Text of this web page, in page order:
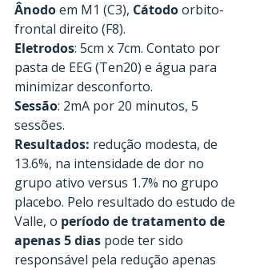
Ânodo em M1 (C3), Cátodo orbito-
frontal direito (F8).
Eletrodos: 5cm x 7cm. Contato por
pasta de EEG (Ten20) e água para
minimizar desconforto.
Sessão: 2mA por 20 minutos, 5
sessões.
Resultados: redução modesta, de
13.6%, na intensidade de dor no
grupo ativo versus 1.7% no grupo
placebo. Pelo resultado do estudo de
Valle, o período de tratamento de
apenas 5 dias pode ter sido
responsável pela redução apenas